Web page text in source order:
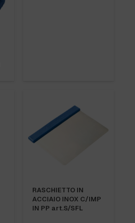
RASCHIETTO IN
ACCIAIO INOX C/IMP
IN PP art.S/SFL